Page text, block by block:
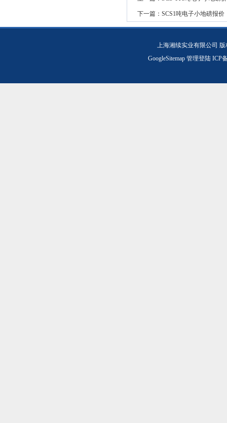
下一篇： SCS1吨电子小地磅报价
上海湘续实业有限公司
GoogleSitemap 管理登陆ICP